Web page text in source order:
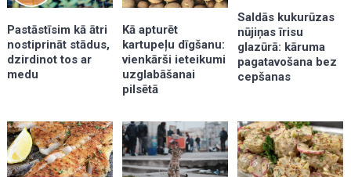
Pastāstīsim kā ātri
nostiprināt stādus,
dzirdinot tos ar
medu
Kā apturēt
kartupeļu dīgšanu:
vienkārši ieteikumi
uzglabāšanai
pilsētā
Saldās kukurūzas
nūjiņas īrisu
glazūrā: kāruma
pagatavošana bez
cepšanas